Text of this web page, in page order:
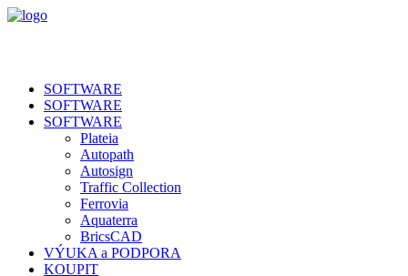
SOFTWARE
SOFTWARE
SOFTWARE
Plateia
Autopath
Autosign
Traffic Collection
Ferrovia
Aquaterra
BricsCAD
VÝUKA a PODPORA
KOUPIT